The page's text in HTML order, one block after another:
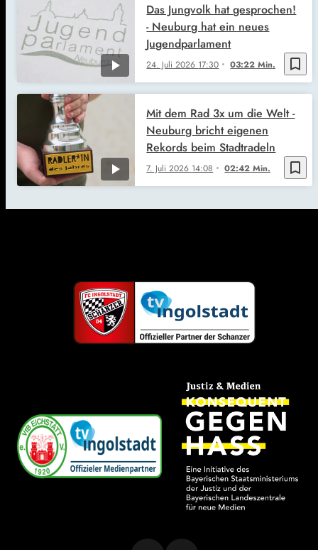
bookmark_border
24. Juli 2026 17:30 03:22 Min.
Das Jungvolk hat gesprochen!
- Neuburg hat ein neues
Jugendparlament
bookmark_border
7. Juli 2026 14:08 02:42 Min.
Mit dem Rad 3x um die Welt -
Neuburg bricht eigenen
Rekords beim Stadtradeln